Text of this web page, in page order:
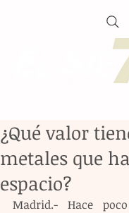
¿Qué valor
metales que
espacio?
Madrid.- Hace